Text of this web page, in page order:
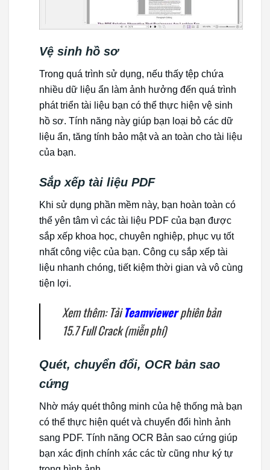
Vệ sinh hồ sơ
Trong quá trình sử dụng, nếu thấy tệp chứa
nhiều dữ liệu ẩn làm ảnh hưởng đến quá trình
phát triển tài liệu bạn có thể thực hiện vệ sinh
hồ sơ. Tính năng này giúp bạn loại bỏ các dữ
liệu ẩn, tăng tính bảo mật và an toàn cho tài liệu
của bạn.
Sắp xếp tài liệu PDF
Khi sử dụng phần mềm này, bạn hoàn toàn có
thể yên tâm vì các tài liệu PDF của bạn được
sắp xếp khoa học, chuyên nghiệp, phục vụ tốt
nhất công việc của bạn. Công cụ sắp xếp tài
liệu nhanh chóng, tiết kiệm thời gian và vô cùng
tiện lợi.
Xem thêm: TảiTeamviewerphiên bản
15.7 Full Crack (miễn phí)
Quét, chuyển đổi, OCR bản sao
cứng
Nhờ máy quét thông minh của hệ thống mà bạn
có thể thực hiện quét và chuyển đổi hình ảnh
sang PDF. Tính năng OCR Bản sao cứng giúp
bạn xác định chính xác các từ cũng như ký tự